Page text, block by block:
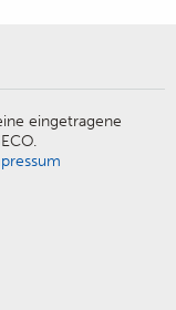
eingetragene